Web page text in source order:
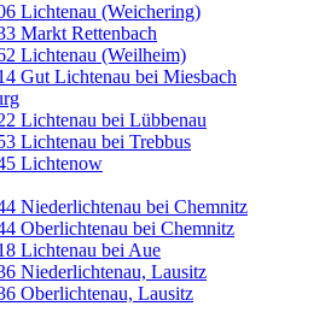
Lichtenau (Weichering)
Markt Rettenbach
Lichtenau (Weilheim)
Gut Lichtenau bei Miesbach
Lichtenau bei Lübbenau
Lichtenau bei Trebbus
Lichtenow
Niederlichtenau bei Chemnitz
Oberlichtenau bei Chemnitz
Lichtenau bei Aue
Niederlichtenau, Lausitz
Oberlichtenau, Lausitz